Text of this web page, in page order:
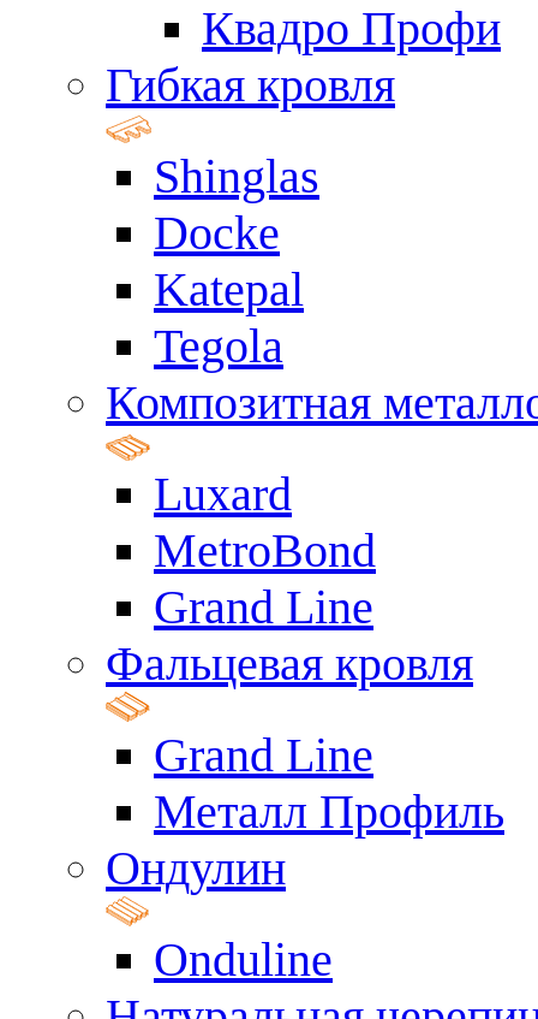
Квадро Профи
Гибкая кровля
Shinglas
Docke
Katepal
Tegola
Композитная
Luxard
MetroBond
Grand Line
Фальцевая кровля
Grand Line
Металл Профиль
Ондулин
Onduline